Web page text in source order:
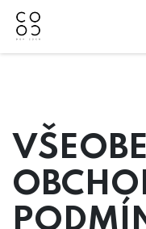
Přejít na obsah